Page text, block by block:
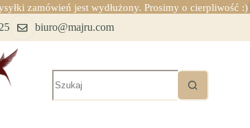
zamówień jest wydłużony. Prosimy o cierpliwość :)
biuro@majru.com
Brak
wyników